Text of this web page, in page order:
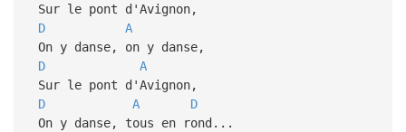
Sur le pont d'Avignon,
D
A
On y danse, on y danse,
D
A
Sur le pont d'Avignon,
D
A
D
On y danse, tous en rond...